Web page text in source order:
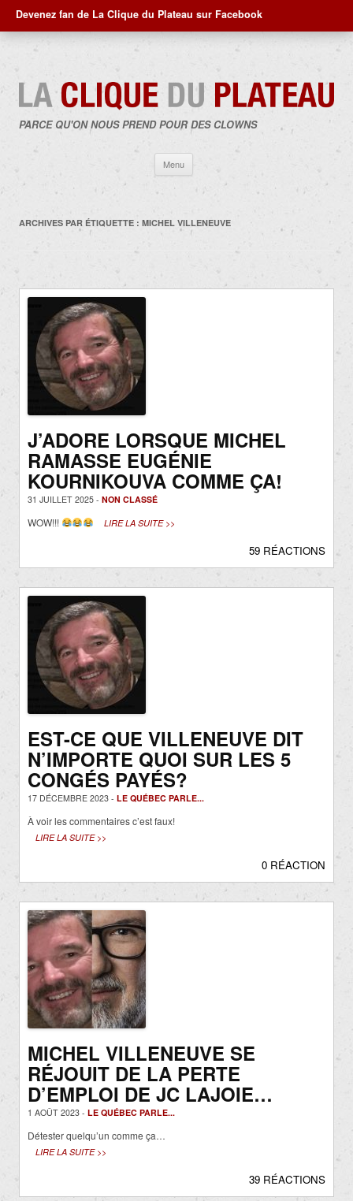
Devenez fan de La Clique du Plateau sur Facebook
PARCE QU'ON NOUS PREND POUR DES CLOWNS
Menu
contenu
ARCHIVES PAR ÉTIQUETTE : MICHEL VILLENEUVE
J’ADORE LORSQUE MICHEL
RAMASSE EUGÉNIE
KOURNIKOUVA COMME ÇA!
31 JUILLET 2025 - NON CLASSÉ
WOW!!! LIRE LA SUITE >>
59 RÉACTIONS
EST-CE QUE VILLENEUVE DIT
N’IMPORTE QUOI SUR LES 5
CONGÉS PAYÉS?
17 DÉCEMBRE 2023 - LE QUÉBEC PARLE...
À voir les commentaires c’est faux!
LIRE LA SUITE >>
0 RÉACTION
MICHEL VILLENEUVE SE
RÉJOUIT DE LA PERTE
D’EMPLOI DE JC LAJOIE…
1 AOÛT 2023 - LE QUÉBEC PARLE...
Détester quelqu’un comme ça…
LIRE LA SUITE >>
39 RÉACTIONS